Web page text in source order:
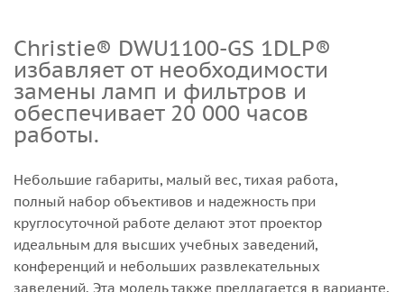
Christie® DWU1100-GS 1DLP®
избавляет от необходимости
замены ламп и фильтров и
обеспечивает 20 000 часов
работы.
Небольшие габариты, малый вес, тихая работа,
полный набор объективов и надежность при
круглосуточной работе делают этот проектор
идеальным для высших учебных заведений,
конференций и небольших развлекательных
заведений. Эта модель также предлагается в варианте,